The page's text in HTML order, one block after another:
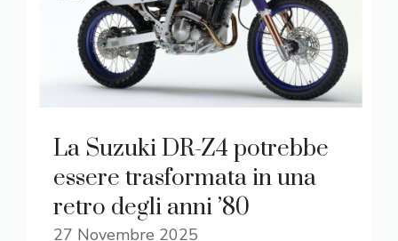
La Suzuki DR-Z4 potrebbe
essere trasformata in una
retro degli anni ’80
27 Novembre 2025